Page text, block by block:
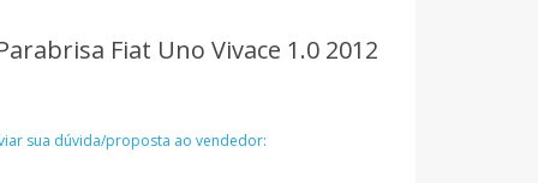
Fiat Uno Vivace 1.0 2012
sua dúvida/proposta ao vendedor: